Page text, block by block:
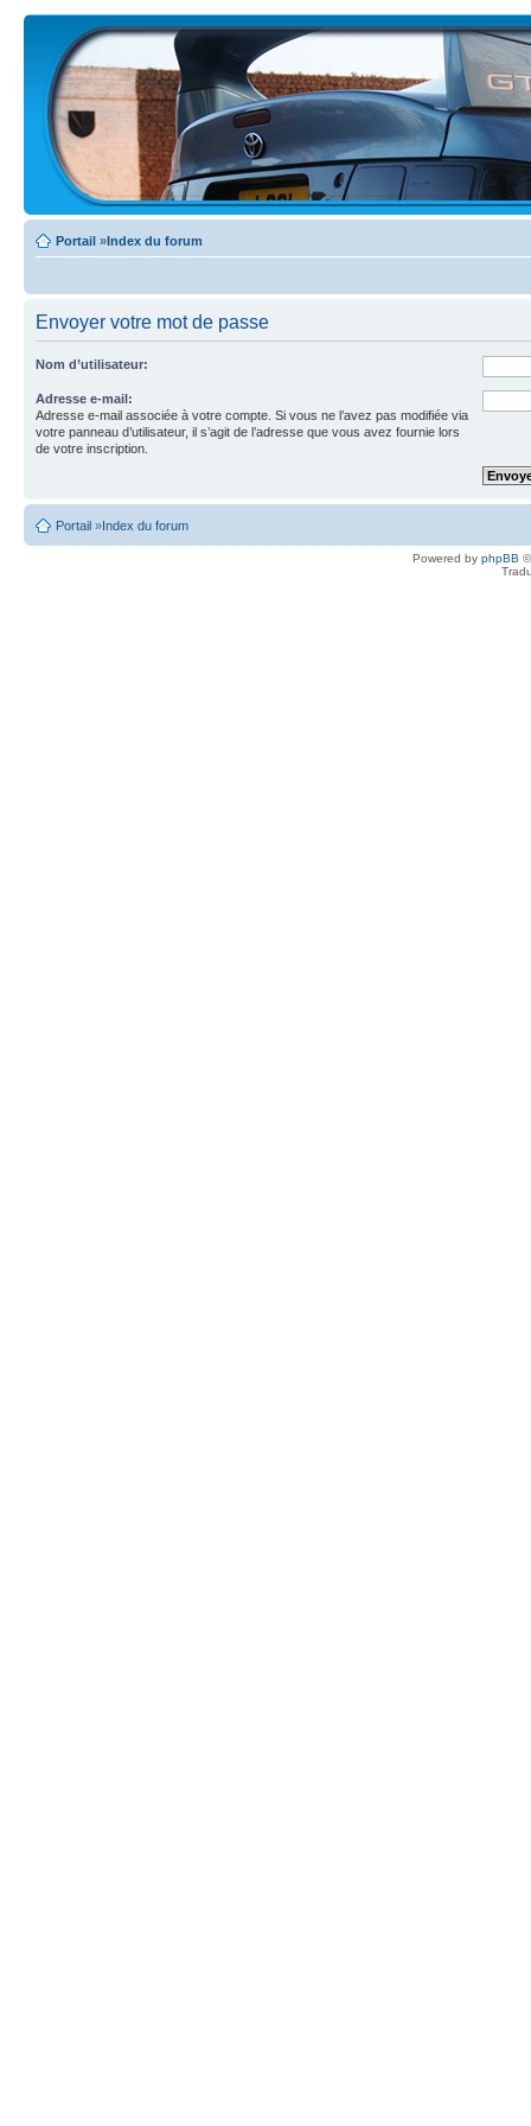
Portail »Index du forum
Envoyer votre mot de passe
Nom d’utilisateur:
Adresse e-mail:
Adresse e-mail associée à votre compte. Si vous ne l’avez pas modifiée via
votre panneau d’utilisateur, il s’agit de l’adresse que vous avez fournie lors
de votre inscription.
Portail »Index du forum
Powered by phpBB